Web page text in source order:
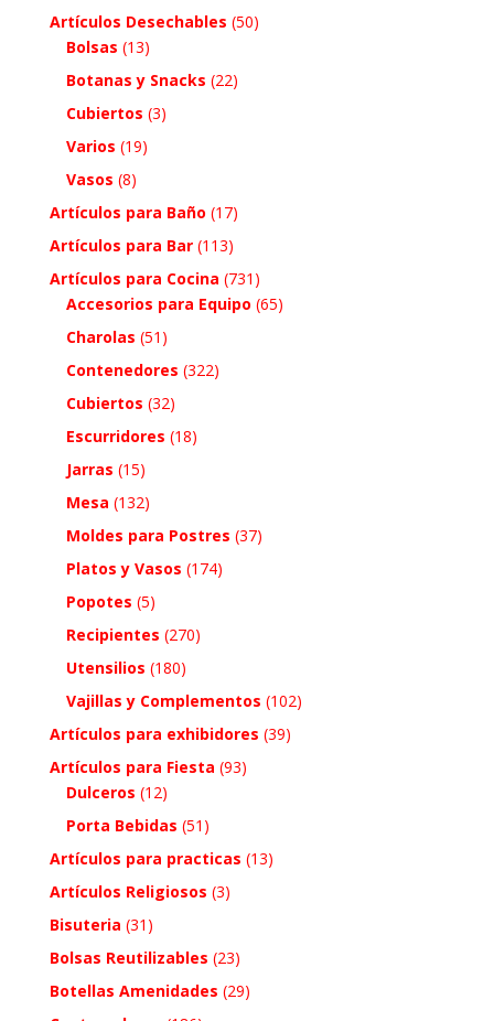
Artículos Desechables (50)
Bolsas (13)
Botanas y Snacks (22)
Cubiertos (3)
Varios (19)
Vasos (8)
Artículos para Baño (17)
Artículos para Bar (113)
Artículos para Cocina (731)
Accesorios para Equipo (65)
Charolas (51)
Contenedores (322)
Cubiertos (32)
Escurridores (18)
Jarras (15)
Mesa (132)
Moldes para Postres (37)
Platos y Vasos (174)
Popotes (5)
Recipientes (270)
Utensilios (180)
Vajillas y Complementos (102)
Artículos para exhibidores (39)
Artículos para Fiesta (93)
Dulceros (12)
Porta Bebidas (51)
Artículos para practicas (13)
Artículos Religiosos (3)
Bisuteria (31)
Bolsas Reutilizables (23)
Botellas Amenidades (29)